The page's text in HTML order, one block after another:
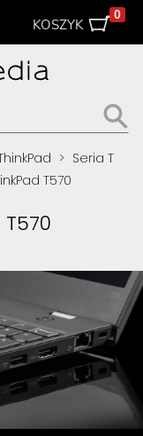
KOSZYK
0
> Seria T
T570